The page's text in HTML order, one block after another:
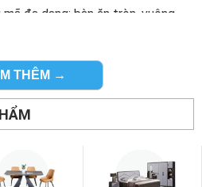
đa dạng: bàn ăn tròn, vuông,
chỉ là vật dụng nội thất. Đó
khoảnh khắc sum vầy đáng
bền, giá tốt. Chọn là yêu.
THÊM →